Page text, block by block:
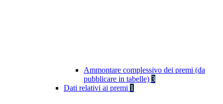
Ammontare complessivo dei premi (da
pubblicare in tabelle) 3
Dati relativi ai premi 1